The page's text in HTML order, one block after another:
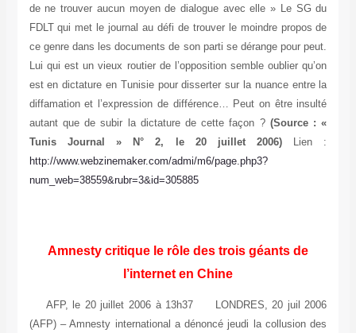
de ne trouver aucun moyen de dialogue avec elle » Le SG du
FDLT qui met le journal au défi de trouver le moindre propos de
ce genre dans les documents de son parti se dérange pour peut.
Lui qui est un vieux routier de l’opposition semble oublier qu’on
est en dictature en Tunisie pour disserter sur la nuance entre la
diffamation et l’expression de différence… Peut on être insulté
autant que de subir la dictature de cette façon ? (Source : «
Tunis Journal » N° 2, le 20 juillet 2006) Lien :
http://www.webzinemaker.com/admi/m6/page.php3?
num_web=38559&rubr=3&id=305885
Amnesty critique le rôle des trois géants de
l’internet en Chine
AFP, le 20 juillet 2006 à 13h37 LONDRES, 20 juil 2006
(AFP) – Amnesty international a dénoncé jeudi la collusion des